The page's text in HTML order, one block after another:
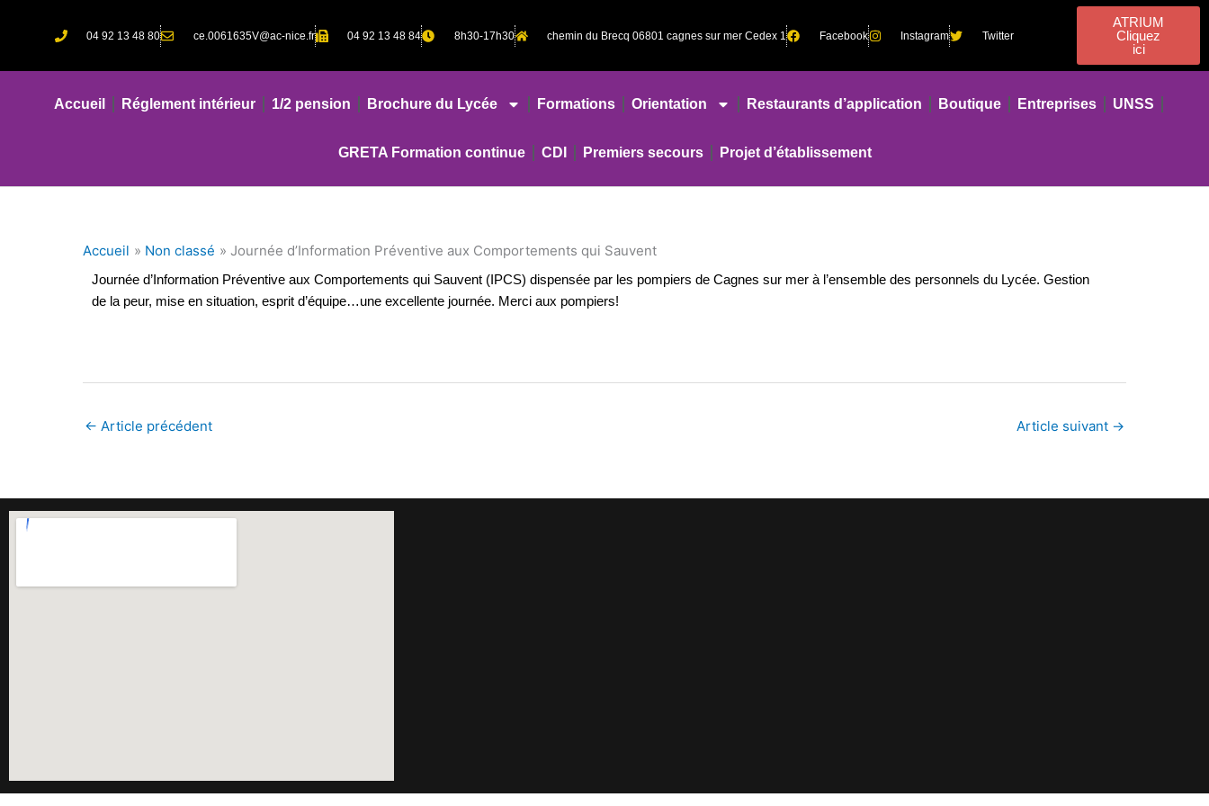
04 92 13 48 80 ce.0061635V@ac-nice.fr 04 92 13 48 84 8h30-17h30 chemin du Brecq 06801 cagnes sur mer Cedex 1 Facebook Instagram Twitter
ATRIUM
Cliquez
ici
Accueil Réglement intérieur 1/2 pension Brochure du Lycée Formations Orientation Restaurants d’application Boutique Entreprises UNSS
GRETA Formation continue CDI Premiers secours Projet d’établissement
Accueil Non classé Journée d’Information Préventive aux Comportements qui Sauvent
Journée d’Information Préventive aux Comportements qui Sauvent (IPCS) dispensée par les pompiers de Cagnes sur mer à l’ensemble des personnels du Lycée. Gestion
de la peur, mise en situation, esprit d’équipe…une excellente journée. Merci aux pompiers!
← Article précédent Article suivant →